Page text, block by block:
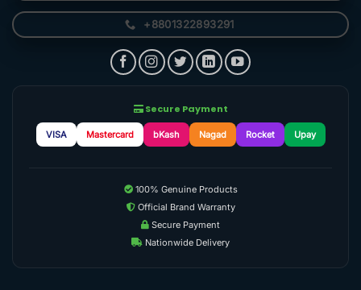
+8801322893291
Secure Payment
VISA Mastercard bKash Nagad Rocket Upay
100% Genuine Products
Official Brand Warranty
Secure Payment
Nationwide Delivery